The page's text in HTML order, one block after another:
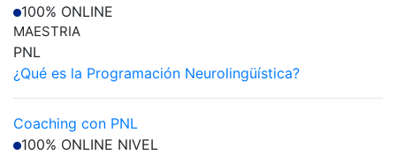
100% ONLINE
MAESTRIA
PNL
¿Qué es la Programación Neurolingüística?
Coaching con PNL
100% ONLINE NIVEL